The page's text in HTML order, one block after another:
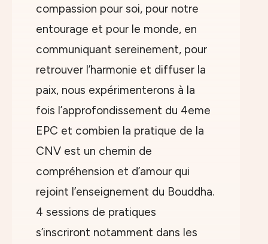
compassion pour soi, pour notre
entourage et pour le monde, en
communiquant sereinement, pour
retrouver l’harmonie et diffuser la
paix, nous expérimenterons à la
fois l’approfondissement du 4eme
EPC et combien la pratique de la
CNV est un chemin de
compréhension et d’amour qui
rejoint l’enseignement du Bouddha.
4 sessions de pratiques
s’inscriront notamment dans les